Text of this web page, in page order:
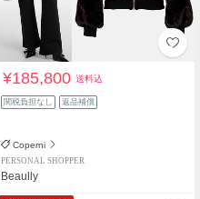
¥185,800送料込
関税負担なし 返品補償
Coperni
PERSONAL SHOPPER
Beaully